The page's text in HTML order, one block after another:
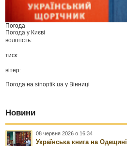
Погода
Погода у Києві
вологість:
тиск:
вітер:
Погода наsinoptik.ua у Вінниці
Новини
08 червня 2026 о 16:34
Українська книга на Одещині